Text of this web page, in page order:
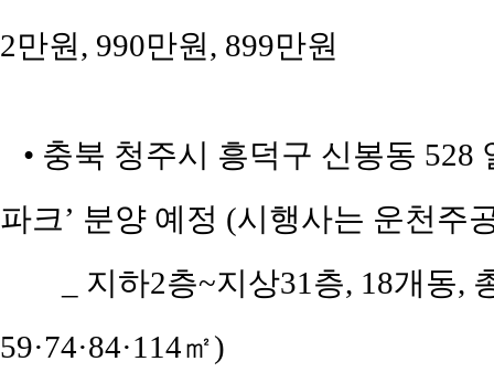
2만원, 990만원, 899만원
• 충북 청주시 흥덕구 신봉동 528
파크’ 분양 예정 (시행사는 운천주
_ 지하2층~지상31층, 18개동,
59·74·84·114㎡)